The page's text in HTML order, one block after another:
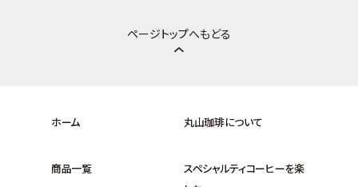
ページトップへもどる
ホーム 丸山珈琲について
商品一覧
スペシャルティコーヒーを楽